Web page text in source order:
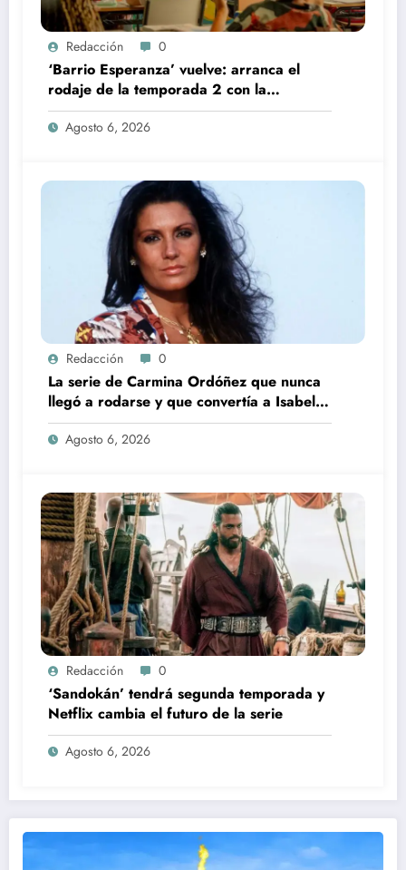
Redacción 0
‘Barrio Esperanza’ vuelve: arranca el
rodaje de la temporada 2 con la
incorporación de María Castro
Agosto 6, 2026
Redacción 0
La serie de Carmina Ordóñez que nunca
llegó a rodarse y que convertía a Isabel
Pantoja en la gran antagonista
Agosto 6, 2026
Redacción 0
‘Sandokán’ tendrá segunda temporada y
Netflix cambia el futuro de la serie
Agosto 6, 2026